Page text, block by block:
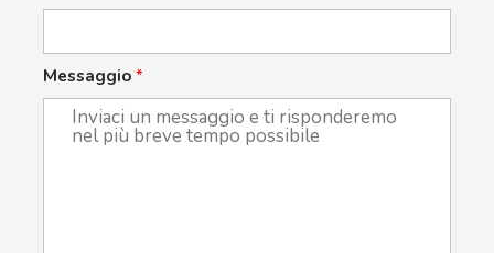
Messaggio *